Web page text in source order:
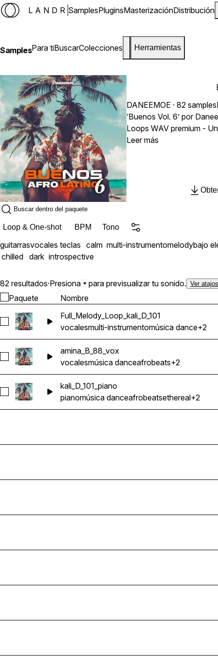
LANDR SamplesPluginsMasterizaciónDistribución
SamplesPara tiBuscarColecciones Herramientas
DANEEMOE · 82 samples
‘Buenos Vol. 6’ por
Loops WAV premium -
crear éxitos Afro-
Leer más
Loop & One-shot BPM Tono
guitarrasvocales teclas calm multi-instrumentomelodybajo
chilled
dark introspective
82 resultados·Presiona para previsualizar tu sonido. Ver
Paquete Nombre
Seleccionar Full_Melody_Loop_kali_D_101
Full_Melody_Loop_kali_D_101
vocalesmulti-instrumentomúsica dance+2
Seleccionar amina_B_88_vox
amina_B_88_vox
vocalesmúsica danceafrobeats+2
Seleccionar kali_D_101_piano
kali_D_101_piano
pianomúsica danceafrobeatsethereal+2